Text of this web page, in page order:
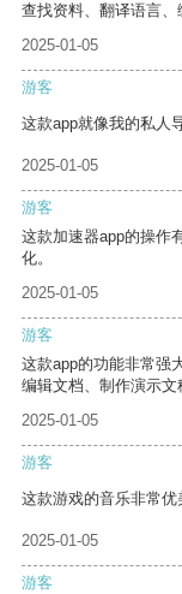
查找资料、翻译语言、
2025-01-05
游客
这款app就像我的私人
2025-01-05
游客
这款加速器app的操作
化。
2025-01-05
游客
这款app的功能非常强
编辑文档、制作演示文
2025-01-05
游客
这款游戏的音乐非常优
2025-01-05
游客